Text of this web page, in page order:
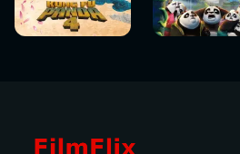
Sledovat
nyní
Sledovat
nyní
Sledovat
nyní
Sledovat
nyní